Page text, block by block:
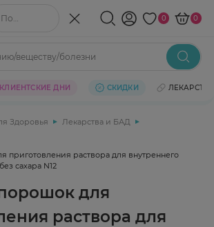
Поиск по названию/веществу 0 0
веществу/болезни
КЛИЕНТСКИЕ ДНИ СКИДКИ ЛЕКАРСТВА
Здоровья
Лекарства и БАД
приготовления раствора для внутреннего
сахара N12
для
раствора для